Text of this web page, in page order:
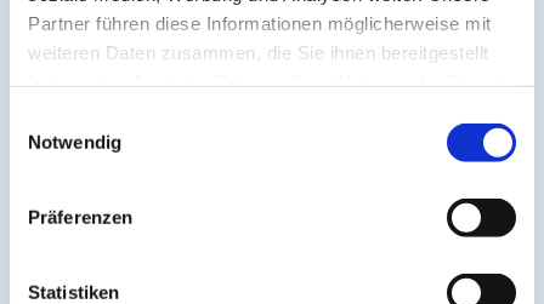
Partner führen diese Informationen möglicherweise mit
weiteren Daten zusammen, die Sie ihnen bereitgestellt
Notwendig
Präferenzen
Statistiken
Bewusstheit(1)
Bewusstsein (2)
Beziehung(5)
Bodyshame
Containment
Denken